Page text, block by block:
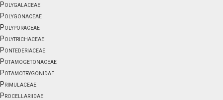
Polygalaceae
Polygonaceae
Polyporaceae
Polytrichaceae
Pontederiaceae
Potamogetonaceae
Potamotrygonidae
Primulaceae
Procellariidae